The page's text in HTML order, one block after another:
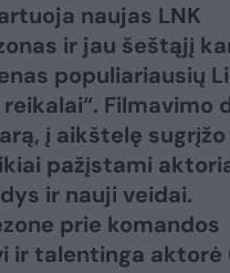
naujas LNK
ir jau šeštąjį
populiariausių
Filmavimo
į aikštelę
pažįstami
ir nauji veidai.
prie komandos
ir talentinga aktorė